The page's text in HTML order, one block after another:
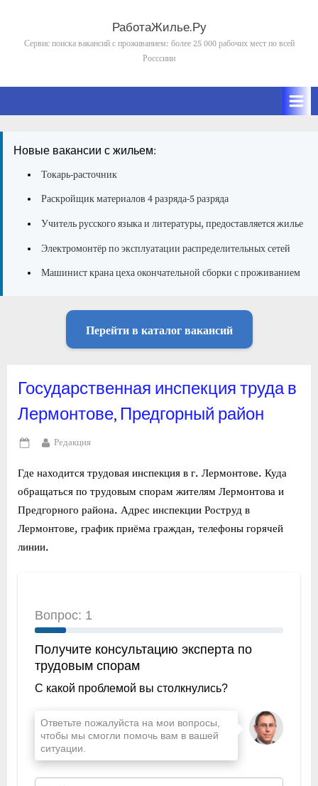
content
РаботаЖилье.Ру
Сервис поиска вакансий с проживанием: более 25 000 рабочих мест по всей
Росссиии
Новые вакансии с жильем:
Токарь-расточник
Раскройщик материалов 4 разряда-5 разряда
Учитель русского языка и литературы, предоставляется жилье
Электромонтёр по эксплуатации распределительных сетей
Машинист крана цеха окончательной сборки с проживанием
Перейти в каталог вакансий
Государственная инспекция труда в
Лермонтове, Предгорный район
Posted
By
Редакция
Где находится трудовая инспекция в г. Лермонтове. Куда
обращаться по трудовым спорам жителям Лермонтова и
Предгорного района. Адрес инспекции Роструд в
Лермонтове, график приёма граждан, телефоны горячей
линии.